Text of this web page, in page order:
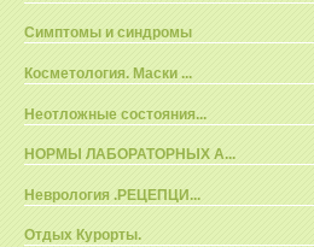
Симптомы и синдромы
Косметология. Маски ...
Неотложные состояния...
НОРМЫ ЛАБОРАТОРНЫХ А...
Неврология .РЕЦЕПЦИ...
Отдых Курорты.